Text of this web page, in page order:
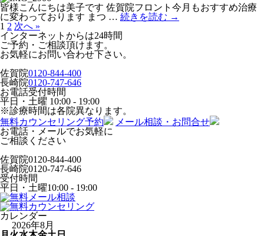
皆様こんにちは美子です 佐賀院フロント今月もおすすめ治療
に変わっております まつ … 続きを読む →
1 2 次へ »
インターネットからは24時間
ご予約・ご相談頂けます。
お気軽にお問い合わせ下さい。
佐賀院0120-844-400
長崎院0120-747-646
お電話受付時間
平日・土曜 10:00 - 19:00
※診療時間は各院異なります。
無料カウンセリング予約
メール相談・お問合せ
お電話・メールでお気軽に
ご相談ください
佐賀院0120-844-400
長崎院0120-747-646
受付時間
平日・土曜10:00 - 19:00
カレンダー
2026年8月